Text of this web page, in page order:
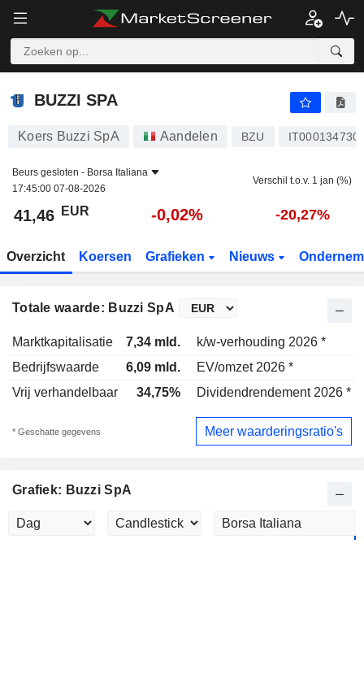
BUZZI SPA
BUZZI SPA
Koers Buzzi SpA Aandelen BZU
Beurs gesloten - Borsa Italiana
17:45:00 07-08-2026
Verschil t.o.v. 1 jan (%)
41,46 EUR -0,02% -20,27%
Overzicht Koersen Grafieken Nieuws
Totale waarde: Buzzi SpA
Marktkapitalisatie 7,34 mld. k/w-verhouding 2026 *
Bedrijfswaarde
6,09 mld. EV/omzet 2026 *
Vrij verhandelbaar
34,75% Dividendrendement 2026 *
* Geschatte gegevens Meer waarderingsratio's
Grafiek: Buzzi SpA